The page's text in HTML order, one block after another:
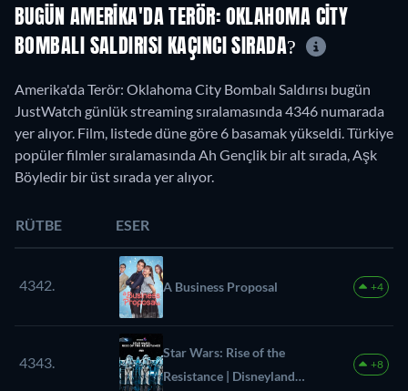
BUGÜN AMERIKA'DA TERÖR: OKLAHOMA CITY
BOMBALI SALDIRISI KAÇINCI SIRADA?
Amerika'da Terör: Oklahoma City Bombalı Saldırısı bugün
JustWatch günlük streaming sıralamasında 4346 numarada
yer alıyor. Film, listede düne göre 6 basamak yükseldi. Türkiye
popüler filmler sıralamasında Ah Gençlik bir alt sırada, Aşk
Böyledir bir üst sırada yer alıyor.
RÜTBE ESER
4342. A Business Proposal +4
4343.
Star Wars: Rise of the
Resistance | Disneyland
+8